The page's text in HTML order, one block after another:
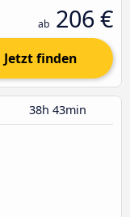
ab 206 €
Jetzt finden
38h 43min